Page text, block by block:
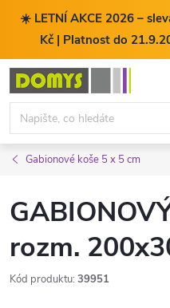
☀️ LETNÍ AKCE 2026 –
Kč | Platnost do
Přejít
obsah
Gabionové koše 5 x 5 cm
rozm.
Kód produktu: 39951